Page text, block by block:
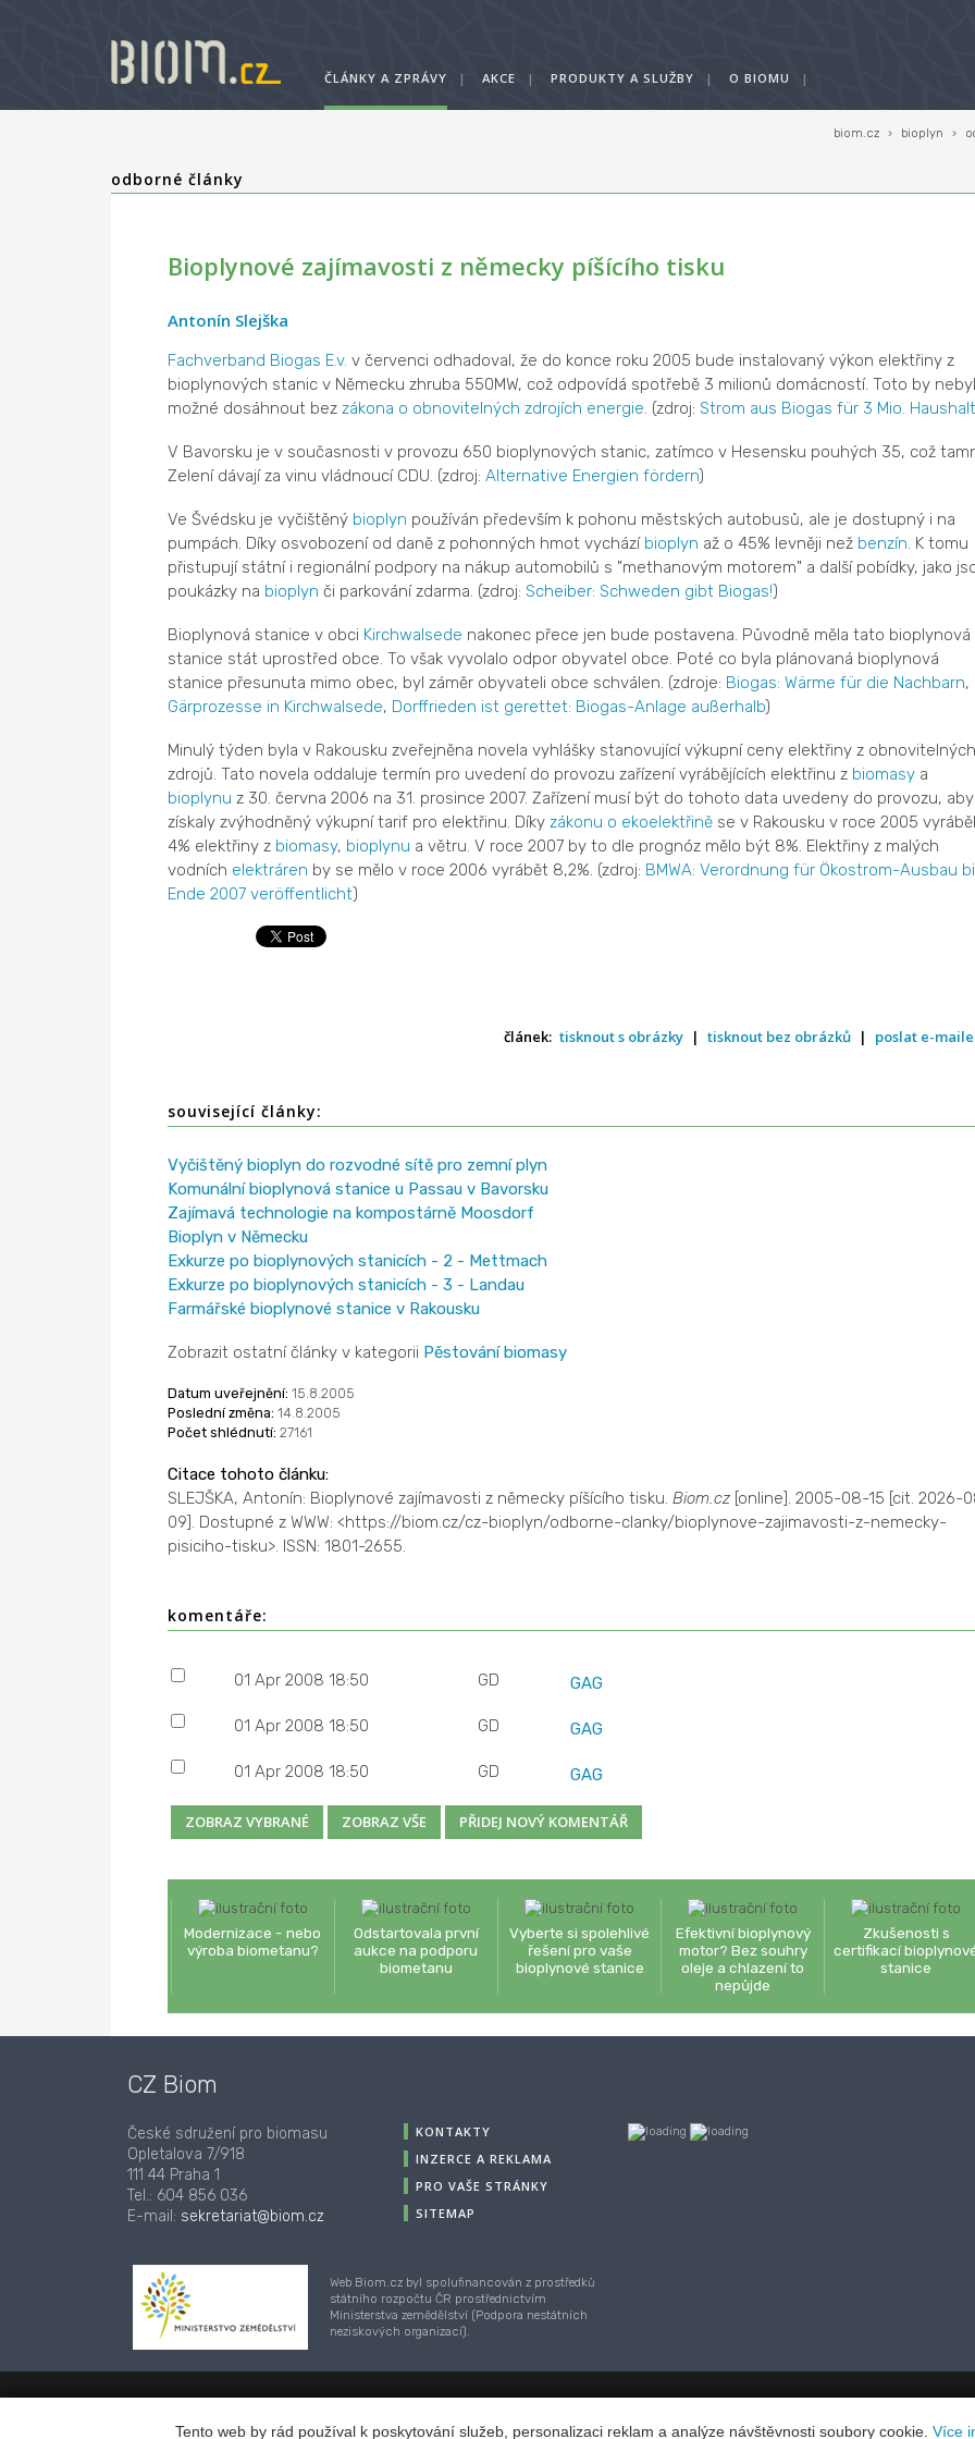
Tento web by rád používal k poskytování služeb, personalizaci reklam a analýze návštěvnosti soubory cookie. Více
ČLÁNKY A ZPRÁVY | AKCE | PRODUKTY A SLUŽBY | O BIOMU |
biom.cz › bioplyn ›
odborné články
Bioplynové zajímavosti z německy píšícího tisku
Antonín Slejška
Fachverband Biogas E.v. v červenci odhadoval, že do konce roku 2005 bude instalovaný výkon elektřiny z
bioplynových stanic v Německu zhruba 550MW, což odpovídá spotřebě 3 milionů domácností. Toto by
možné dosáhnout bez zákona o obnovitelných zdrojích energie. (zdroj: Strom aus Biogas für 3 Mio.
V Bavorsku je v současnosti v provozu 650 bioplynových stanic, zatímco v Hesensku pouhých 35, což
Zelení dávají za vinu vládnoucí CDU. (zdroj: Alternative Energien fördern)
Ve Švédsku je vyčištěný bioplyn používán především k pohonu městských autobusů, ale je dostupný i na
pumpách. Díky osvobození od daně z pohonných hmot vychází bioplyn až o 45% levněji než benzín. K tomu
přistupují státní i regionální podpory na nákup automobilů s "methanovým motorem" a další pobídky, jako
poukázky na bioplyn či parkování zdarma. (zdroj: Scheiber: Schweden gibt Biogas!)
Bioplynová stanice v obci Kirchwalsede nakonec přece jen bude postavena. Původně měla tato bioplynová
stanice stát uprostřed obce. To však vyvolalo odpor obyvatel obce. Poté co byla plánovaná bioplynová
stanice přesunuta mimo obec, byl záměr obyvateli obce schválen. (zdroje: Biogas: Wärme für die Nachbarn,
Gärprozesse in Kirchwalsede, Dorffrieden ist gerettet: Biogas-Anlage außerhalb)
Minulý týden byla v Rakousku zveřejněna novela vyhlášky stanovující výkupní ceny elektřiny z obnovitelných
zdrojů. Tato novela oddaluje termín pro uvedení do provozu zařízení vyrábějících elektřinu z biomasya
bioplynu z 30. června 2006 na 31. prosince 2007. Zařízení musí být do tohoto data uvedeny do provozu, aby
získaly zvýhodněný výkupní tarif pro elektřinu. Díky zákonu o ekoelektřiněse v Rakousku v roce 2005
4% elektřiny z biomasy, bioplynu a větru. V roce 2007 by to dle prognóz mělo být 8%. Elektřiny z malých
vodních elektráren by se mělo v roce 2006 vyrábět 8,2%. (zdroj: BMWA: Verordnung für Ökostrom-Ausbau
Ende 2007 veröffentlicht)
článek: tisknout s obrázky | tisknout bez obrázků | poslat e-
související články:
Vyčištěný bioplyn do rozvodné sítě pro zemní plyn
Komunální bioplynová stanice u Passau v Bavorsku
Zajímavá technologie na kompostárně Moosdorf
Bioplyn v Německu
Exkurze po bioplynových stanicích - 2 - Mettmach
Exkurze po bioplynových stanicích - 3 - Landau
Farmářské bioplynové stanice v Rakousku
Zobrazit ostatní články v kategorii Pěstování biomasy
Datum uveřejnění: 15.8.2005
Poslední změna: 14.8.2005
Počet shlédnutí: 27161
Citace tohoto článku:
SLEJŠKA, Antonín: Bioplynové zajímavosti z německy píšícího tisku. Biom.cz[online]. 2005-08-15 [cit. 2026-
09]. Dostupné z WWW: <https://biom.cz/cz-bioplyn/odborne-clanky/bioplynove-zajimavosti-z-nemecky-
pisiciho-tisku>. ISSN: 1801-2655.
komentáře:
01 Apr 2008 18:50 GD GAG
01 Apr 2008 18:50 GD GAG
01 Apr 2008 18:50 GD GAG
Modernizace - nebo
výroba biometanu?
Odstartovala první
aukce na podporu
biometanu
Vyberte si spolehlivé
řešení pro vaše
bioplynové stanice
Efektivní bioplynový
motor? Bez souhry
oleje a chlazení to
nepůjde
Zkušenosti s
certifikací
stanice
CZ Biom
České sdružení pro biomasu
Opletalova 7/918
111 44 Praha 1
Tel.: 604 856 036
E-mail: sekretariat@biom.cz
KONTAKTY
INZERCE A REKLAMA
PRO VAŠE STRÁNKY
SITEMAP
Web Biom.cz byl spolufinancován z prostředků
státního rozpočtu ČR prostřednictvím
Ministerstva zemědělství (Podpora nestátních
neziskových organizací).